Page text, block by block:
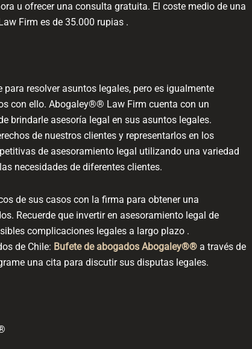
u ofrecer una consulta gratuita. El coste medio de una
Firm es de 35.000 rupias .
resolver asuntos legales, pero es igualmente
con ello. Abogaley®® Law Firm cuenta con un
brindarle asesoría legal en sus asuntos legales.
de nuestros clientes y representarlos en los
de asesoramiento legal utilizando una variedad
necesidades de diferentes clientes.
de sus casos con la firma para obtener una
Recuerde que invertir en asesoramiento legal de
complicaciones legales a largo plazo .
de Chile: Bufete de abogados Abogaley®® a través de
una cita para discutir sus disputas legales.